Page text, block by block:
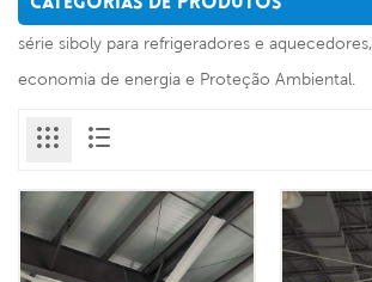
CATEGORIAS DE PRODUTOS
série siboly para refrigeradores e
economia de energia e Proteção Ambiental.